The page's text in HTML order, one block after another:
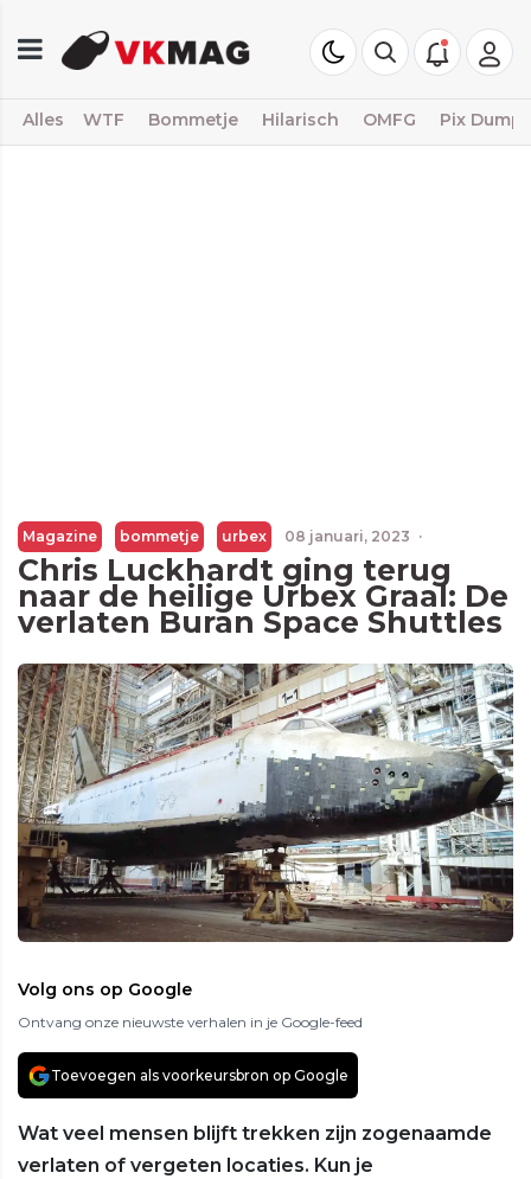
Alles WTF Bommetje Hilarisch OMFG Pix Dump
Magazine bommetje urbex 08 januari, 2023 ·
Chris Luckhardt ging terug
naar de heilige Urbex Graal: De
verlaten Buran Space Shuttles
Volg ons op Google
Ontvang onze nieuwste verhalen in je Google-feed
Toevoegen als voorkeursbron op Google
Wat veel mensen blijft trekken zijn zogenaamde
verlaten of vergeten locaties. Kun je